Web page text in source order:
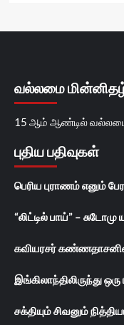
வல்லமை
15 ஆம் ஆண்டில்
புதிய பதிவுகள்
பெரிய புராணம் எனும்
“லிட்டில் பாய்” – சுடோமு
கவியரசர்
இங்கிலாந்திலிருந்து
சக்தியும் சிவனும்